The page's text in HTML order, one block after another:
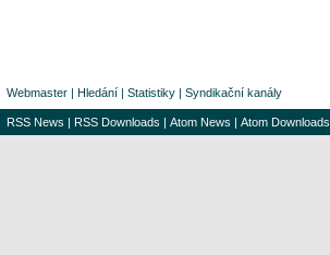
Webmaster | Hledání | Statistiky | Syndikační kanály
RSS News | RSS Downloads | Atom News | Atom Downloads